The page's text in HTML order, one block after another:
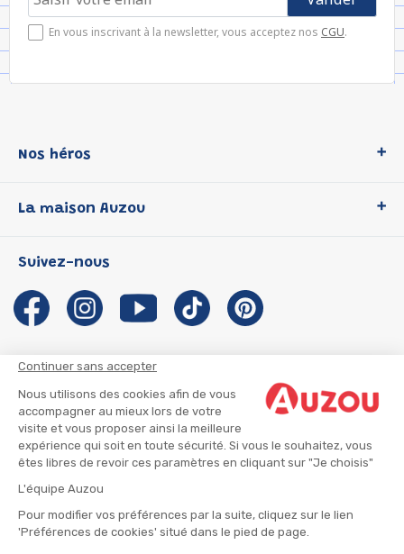
Continuer sans accepter
Nous utilisons des cookies afin de vous
accompagner au mieux lors de votre
visite et vous proposer ainsi la meilleure
expérience qui soit en toute sécurité. Si vous le souhaitez, vous
êtes libres de revoir ces paramètres en cliquant sur "Je choisis"
L'équipe Auzou
Pour modifier vos préférences par la suite, cliquez sur le lien
'Préférences de cookies' situé dans le pied de page.
En vous inscrivant à la newsletter, vous acceptez nos CGU.
Nos héros
P'tit Loup
Les Influenceuses
Migali
Petite Taupe
La maison Auzou
Notre histoire
Auzou s'engage
Auteurs et illustrateurs Auzou
Suivre mon colis
Infos consommateur
Suivez-nous
CGU
CGV
Mentions légales